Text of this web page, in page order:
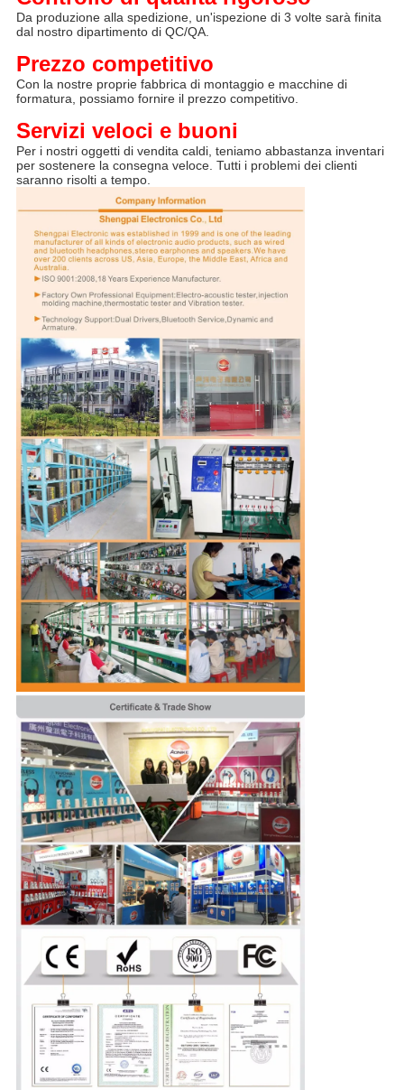
Da produzione alla spedizione, un'ispezione di 3 volte sarà finita
dal nostro dipartimento di QC/QA.
Prezzo competitivo
Con la nostre proprie fabbrica di montaggio e macchine di
formatura, possiamo fornire il prezzo competitivo.
Servizi veloci e buoni
Per i nostri oggetti di vendita caldi, teniamo abbastanza inventari
per sostenere la consegna veloce. Tutti i problemi dei clienti
saranno risolti a tempo.